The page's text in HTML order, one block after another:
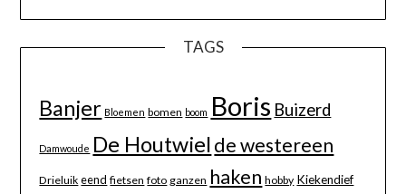
TAGS
Banjer Bloemen bomen boom Boris Buizerd
Damwoude De Houtwielde westereen
Drieluik eend fietsen foto ganzen haken hobby Kiekendief